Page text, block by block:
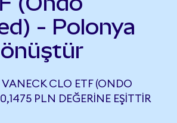
- Polonya
CLO ETF (ONDO
PLN DEĞERINE EŞITTIR